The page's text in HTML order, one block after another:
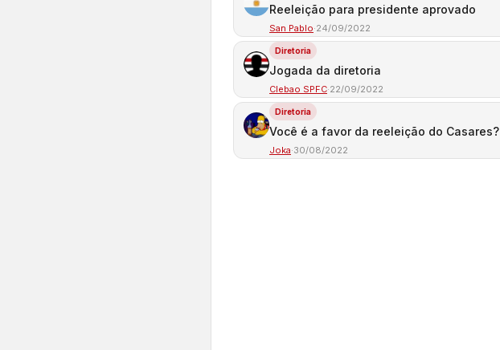
Reeleição para presidente aprovado
San Pablo·24/09/2022
Diretoria
Jogada da diretoria
Clebao SPFC·22/09/2022
Diretoria
Você é a favor da reeleição do Casares?
Joka·30/08/2022